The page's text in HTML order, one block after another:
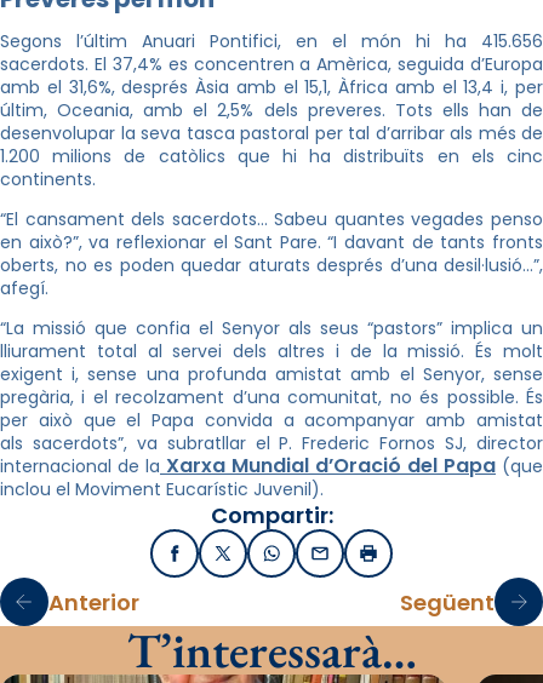
Segons l’últim Anuari Pontifici, en el món hi ha 415.656
sacerdots. El 37,4% es concentren a Amèrica, seguida d’Europa
amb el 31,6%, després Àsia amb el 15,1, Àfrica amb el 13,4 i, per
últim, Oceania, amb el 2,5% dels preveres. Tots ells han de
desenvolupar la seva tasca pastoral per tal d’arribar als més de
1.200 milions de catòlics que hi ha distribuïts en els cinc
continents.
“El cansament dels sacerdots… Sabeu quantes vegades penso
en això?”, va reflexionar el Sant Pare. “I davant de tants fronts
oberts, no es poden quedar aturats després d’una desil·lusió…”,
afegí.
“La missió que confia el Senyor als seus “pastors” implica un
lliurament total al servei dels altres i de la missió. És molt
exigent i, sense una profunda amistat amb el Senyor, sense
pregària, i el recolzament d’una comunitat, no és possible. És
per això que el Papa convida a acompanyar amb amistat
als sacerdots”, va subratllar el P. Frederic Fornos SJ, director
internacional de la Xarxa Mundial d’Oració del Papa (que
inclou el Moviment Eucarístic Juvenil).
Compartir:
FacebookX / TwitterWhatsApp
EmailImprimir
Anterior Següent
T’interessarà…